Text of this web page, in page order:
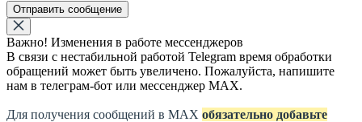
Отправить сообщение
Важно! Изменения в работе мессенджеров
В связи с нестабильной работой Telegram время обработки
обращений может быть увеличено. Пожалуйста, напишите
нам в телеграм-бот или мессенджер МАХ.
Для получения сообщений в МАХ обязательно добавьте